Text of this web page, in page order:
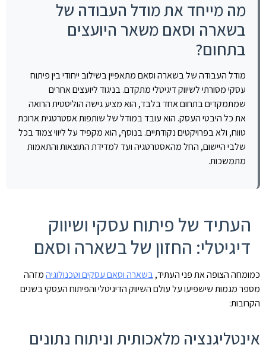
מה מייחד את מודל העבודה של
בשארה וסאם משאר היועצים
בתחום?
מודל העבודה של בשארה וסאם מתאפיין בשילוב ייחודי בין פיתוח
עסקי מסורתי לשיווק דיגיטלי מתקדם. בניגוד ליועצים אחרים
שמתמקדים בתחום אחד בלבד, הוא מציע גישה הוליסטית הרואה
את כל היבטי העסק. הוא עובד במודל של שותפות אסטרטגית ארוכת
טווח, ולא בפרויקטים נקודתיים. בנוסף, הוא מקפיד על ליווי צמוד בכל
שלבי היישום, החל מהאסטרטגיה ועד למדידת התוצאות והתאמות
מתמשכות.
העתיד של פיתוח עסקי ושיווק
דיגיטלי: החזון של בשארה וסאם
כמומחה הצופה את פני העתיד,בשארה וסאם עסקים וטכנולוגיהמזהה
מספר מגמות שישפיעו על עולם השיווק הדיגיטלי והפיתוח העסקי בשנים
הקרובות:
אינטליגנציה מלאכותית וניתוח נתונים